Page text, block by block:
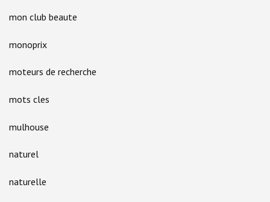
mon club beaute
monoprix
moteurs de recherche
mots cles
mulhouse
naturel
naturelle